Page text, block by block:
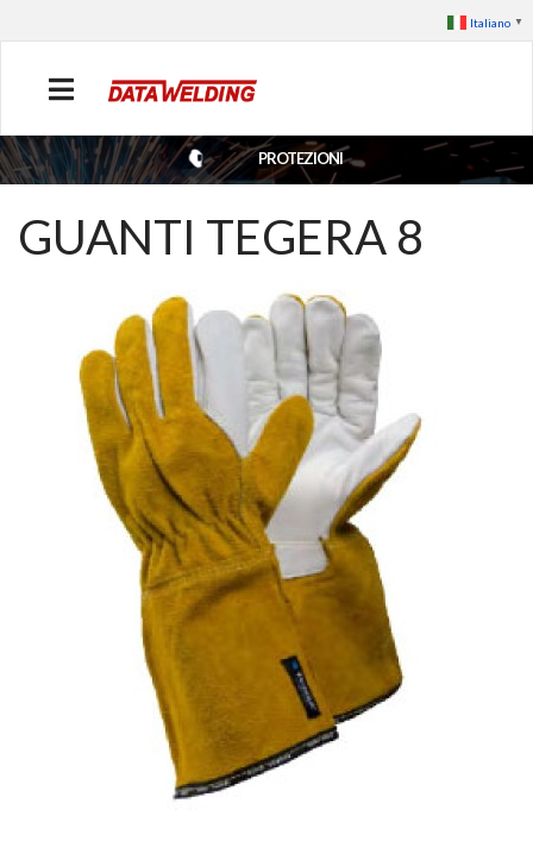
Italiano ▼
PROTEZIONI
GUANTI TEGERA 8